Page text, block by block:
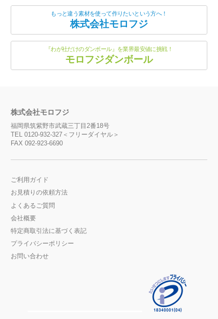
もっと違う素材を使って作りたいという方へ！
株式会社モロフジ
『わが社だけのダンボール』を業界最安値に挑戦！
モロフジダンボール
株式会社モロフジ
福岡県筑紫野市武蔵三丁目2番18号
TEL 0120-932-327＜フリーダイヤル＞
FAX 092-923-6690
ご利用ガイド
お見積りの依頼方法
よくあるご質問
会社概要
特定商取引法に基づく表記
プライバシーポリシー
お問い合わせ